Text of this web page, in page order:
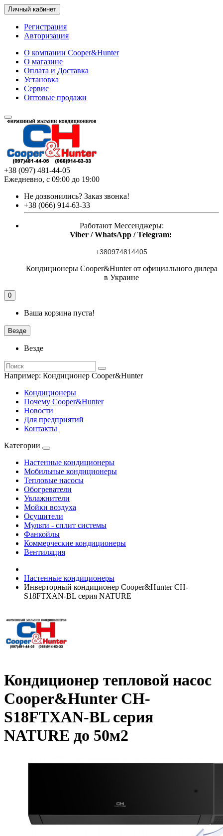
Личный кабинет
Регистрация
Авторизация
О компании Cooper&Hunter
О магазине
Оплата и Доставка
Установка
Сервис
Оптовые продажи
+38 (097) 481-44-05
Ежедневно, с 09:00 до 19:00
Не дозвонились? Заказ звонка!
+38 (066) 914-63-33
Работают Мессенджеры:
Viber / WhatsApp / Telegram:
+380974814405
Кондиционеры Cooper&Hunter от официального дилера
в Украине
0
Ваша корзина пуста!
Везде
Везде
Например: Кондиционер Cooper&Hunter
Кондиционеры
Почему Cooper&Hunter
Новости
Для предприятий
Контакты
Категории
Настенные кондиционеры
Мобильные кондиционеры
Тепловые насосы
Обогреватели
Увлажнители
Мойки воздуха
Осушители
Мульти - сплит системы
Фанкойлы
Коммерческие кондиционеры
Вентиляция
Настенные кондиционеры
Инверторный кондиционер Cooper&Hunter CH-
S18FTXAN-BL серия NATURE
Кондиционер тепловой насос
Cooper&Hunter CH-
S18FTXAN-BL серия
NATURE до 50м2